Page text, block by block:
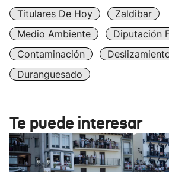
Titulares De Hoy
Zaldibar
Medio Ambiente
Diputación
Contaminación
Duranguesado
Te puede interesar